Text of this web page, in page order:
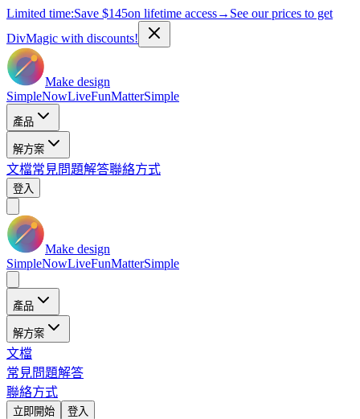
Limited time:Save $145on lifetime access→ See our prices to get
DivMagic with discounts!
Make design
SimpleNowLiveFunMatterSimple
產品
解方案
文檔常見問題解答聯絡方式
登入
Make design
SimpleNowLiveFunMatterSimple
產品
解方案
文檔
常見問題解答
聯絡方式
立即開始 登入